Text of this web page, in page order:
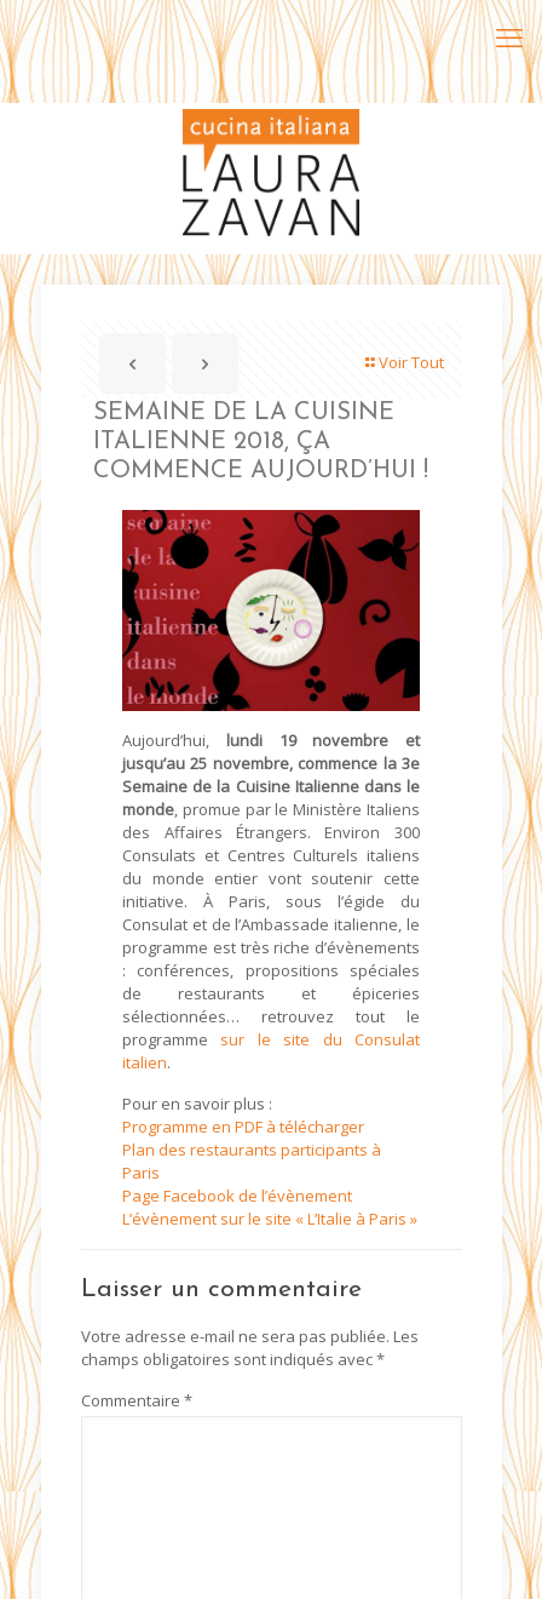
Voir Tout
SEMAINE DE LA CUISINE
ITALIENNE 2018, ÇA
COMMENCE AUJOURD’HUI !
Aujourd’hui, lundi 19 novembre et
jusqu’au 25 novembre, commence la 3e
Semaine de la Cuisine Italienne dans le
monde , promue par le Ministère Italiens
des Affaires Étrangers. Environ 300
Consulats et Centres Culturels italiens
du monde entier vont soutenir cette
initiative. À Paris, sous l’égide du
Consulat et de l’Ambassade italienne, le
programme est très riche d’évènements
: conférences, propositions spéciales
de restaurants et épiceries
sélectionnées… retrouvez tout le
programme sur le site du Consulat
italien.
Pour en savoir plus :
Programme en PDF à télécharger
Plan des restaurants participants à
Paris
Page Facebook de l’évènement
L’évènement sur le site « L’Italie à Paris »
Laisser un commentaire
Votre adresse e-mail ne sera pas publiée. Les
champs obligatoires sont indiqués avec*
Commentaire *